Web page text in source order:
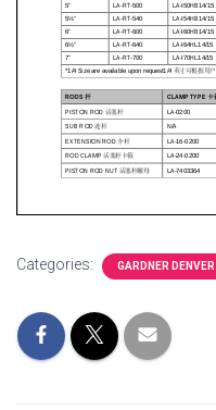
Categories: GARDNER DENVER